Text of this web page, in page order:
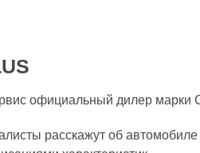
официальный дилер марки
расскажут об